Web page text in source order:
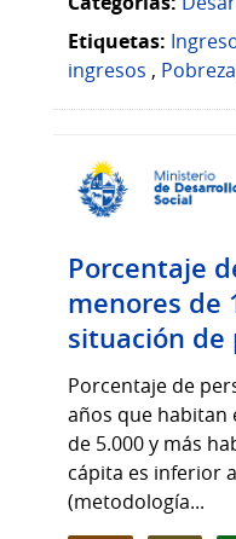
Etiquetas:
ingresos , Pobreza
Porcentaje
menores de
situación de
Porcentaje de
años que habitan
de 5.000 y más
cápita es inferior
(metodología...